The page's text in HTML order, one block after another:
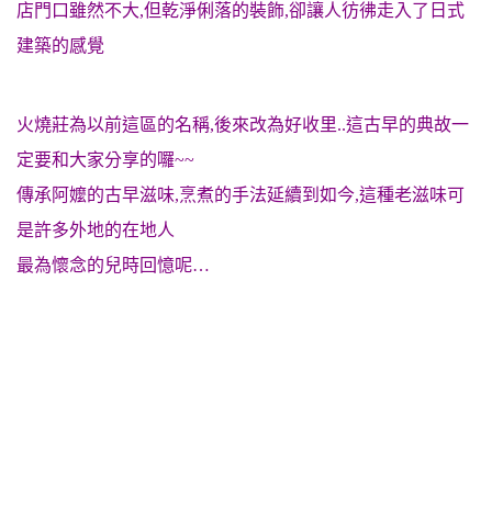
店門口雖然不大,但乾淨俐落的裝飾,卻讓人彷彿走入了日式
建築的感覺
火燒莊為以前這區的名稱,後來改為好收里..這古早的典故一
定要和大家分享的囉~~
傳承阿嬤的古早滋味,烹煮的手法延續到如今,這種老滋味可
是許多外地的在地人
最為懷念的兒時回憶呢…